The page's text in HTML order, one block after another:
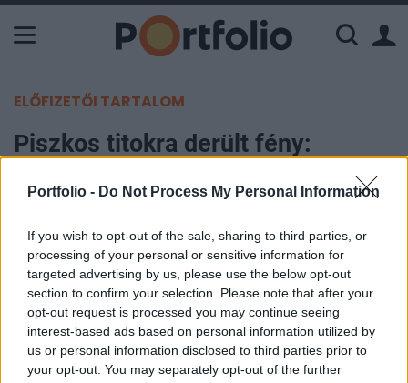
Portfolio - Do Not Process My Personal Information
If you wish to opt-out of the sale, sharing to third parties, or
processing of your personal or sensitive information for
targeted advertising by us, please use the below opt-out
section to confirm your selection. Please note that after your
opt-out request is processed you may continue seeing
interest-based ads based on personal information utilized by
us or personal information disclosed to third parties prior to
your opt-out. You may separately opt-out of the further
ELŐFIZETŐI TARTALOM
Piszkos titokra derült fény:
undorító dolgot találtak a mekis,
burger kinges és KFC-s üdítőkben
2017. július 21. 15:51
Fecal Coliform baktériumokat találtak a mekis,
burger kinges KFC-s üdítők jegében, ezek azok a
baktériumok, amelyek meleg vérű állatok